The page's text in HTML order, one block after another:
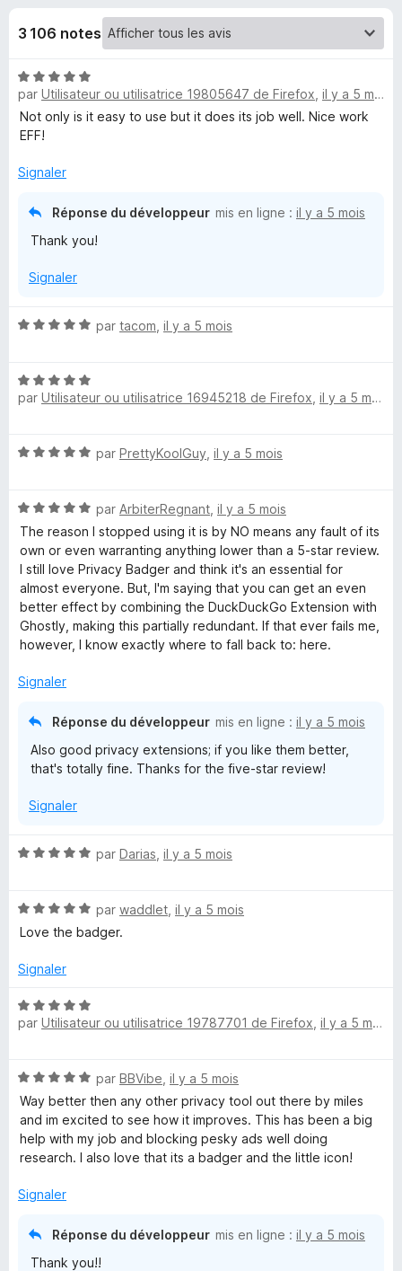
g
a
u
r
e
s
o
u
r
P
i
v
c
y
B
a
d
g
e
3 106 notes
N
o
t
é
s
par Utilisateur ou utilisatrice 19805647 de Firefox il y a 5 mois
Not only is it easy to use but it does its job well. Nice work
EFF!
Signaler
Réponse du développeur mis en ligne : il y a 5 mois
Thank you!
Signaler
N
é
5
r
par tacom il y a 5 mois
N
o
5
r
5
par Utilisateur ou utilisatrice 16945218 de Firefox il y a 5 mois
N
é
5
s
u
r
5
par PrettyKoolGuy il y a 5 mois
N
o
t
é
5
s
u
r
par ArbiterRegnant il y a 5 mois
The reason I stopped using it is by NO means any fault of its
own or even warranting anything lower than a 5-star review.
I still love Privacy Badger and think it's an essential for
almost everyone. But, I'm saying that you can get an even
better effect by combining the DuckDuckGo Extension with
Ghostly, making this partially redundant. If that ever fails me,
however, I know exactly where to fall back to: here.
Signaler
Réponse du développeur mis en ligne : il y a 5 mois
Also good privacy extensions; if you like them better,
that's totally fine. Thanks for the five-star review!
Signaler
N
é
5
u
5
par Darias il y a 5 mois
N
o
é
s
u
par waddlet il y a 5 mois
Love the badger.
Signaler
N
o
5
s
u
r
5
par Utilisateur ou utilisatrice 19787701 de Firefox il y a 5 mois
N
o
t
é
5
u
par BBVibe il y a 5 mois
Way better then any other privacy tool out there by miles
and im excited to see how it improves. This has been a big
help with my job and blocking pesky ads well doing
research. I also love that its a badger and the little icon!
Signaler
Réponse du développeur mis en ligne : il y a 5 mois
Thank you!!